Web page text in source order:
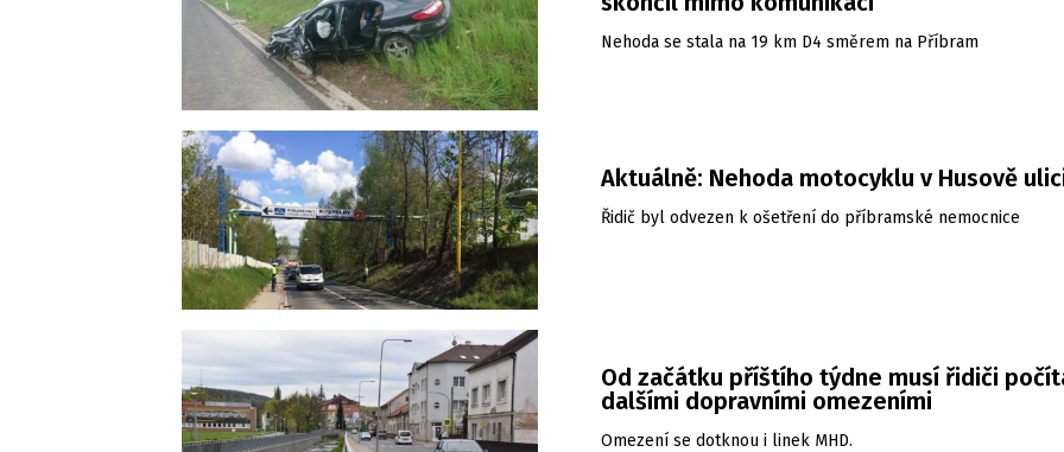
Nehoda se stala na 19 km D4 směrem na Příbram
Aktuálně: Nehoda motocyklu v Husově
Řidič byl odvezen k ošetření do příbramské nemocnice
Od začátku příštího týdne musí řidiči
dalšími dopravními omezeními
Omezení se dotknou i linek MHD.